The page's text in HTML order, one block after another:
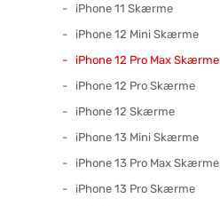
iPhone 11 Skærme
iPhone 12 Mini Skærme
iPhone 12 Pro Max Skærme
iPhone 12 Pro Skærme
iPhone 12 Skærme
iPhone 13 Mini Skærme
iPhone 13 Pro Max Skærme
iPhone 13 Pro Skærme